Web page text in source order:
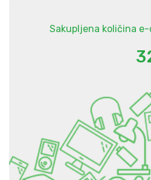
Sakupljena količina
3